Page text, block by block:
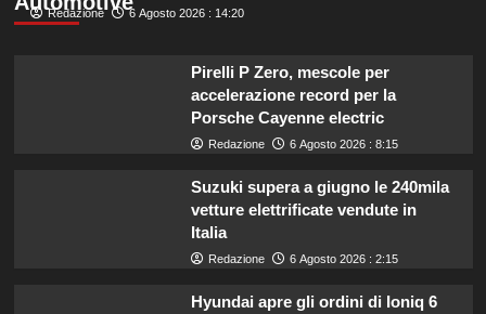
Allerta:
Redazione 6 Agosto 2026 : 14:20
Pirelli P Zero, mescole per
accelerazione record per la
Porsche Cayenne electric
Redazione 6 Agosto 2026 : 8:15
Suzuki supera a giugno le 240mila
vetture elettrificate vendute in
Italia
Redazione 6 Agosto 2026 : 2:15
Hyundai apre gli ordini di Ioniq 6